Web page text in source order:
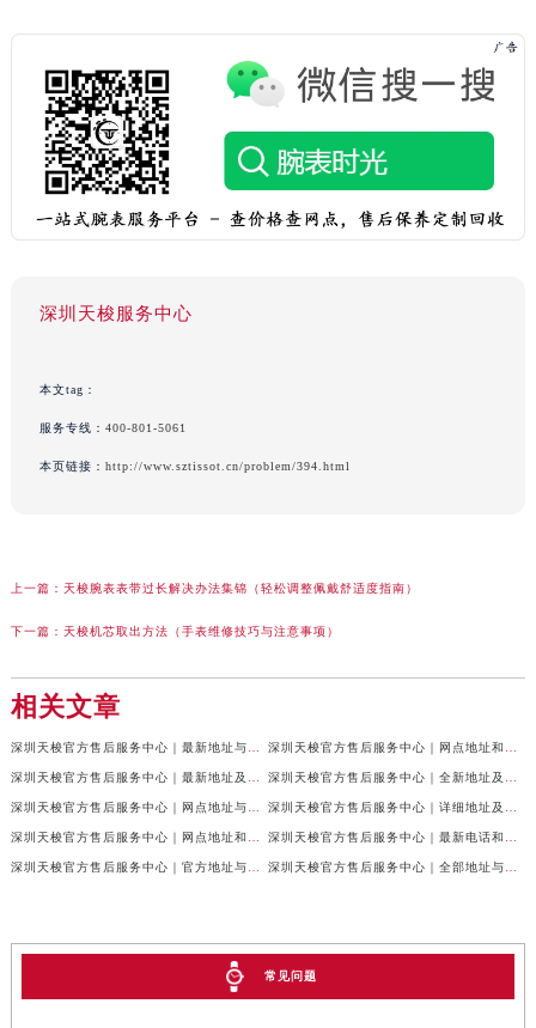
深圳天梭服务中心
本文tag：
服务专线： 400-801-5061
本页链接： http://www.sztissot.cn/problem/394.html
上一篇： 天梭腕表表带过长解决办法集锦（轻松调整佩戴舒适度指南）
下一篇： 天梭机芯取出方法（手表维修技巧与注意事项）
相关文章
常见问题